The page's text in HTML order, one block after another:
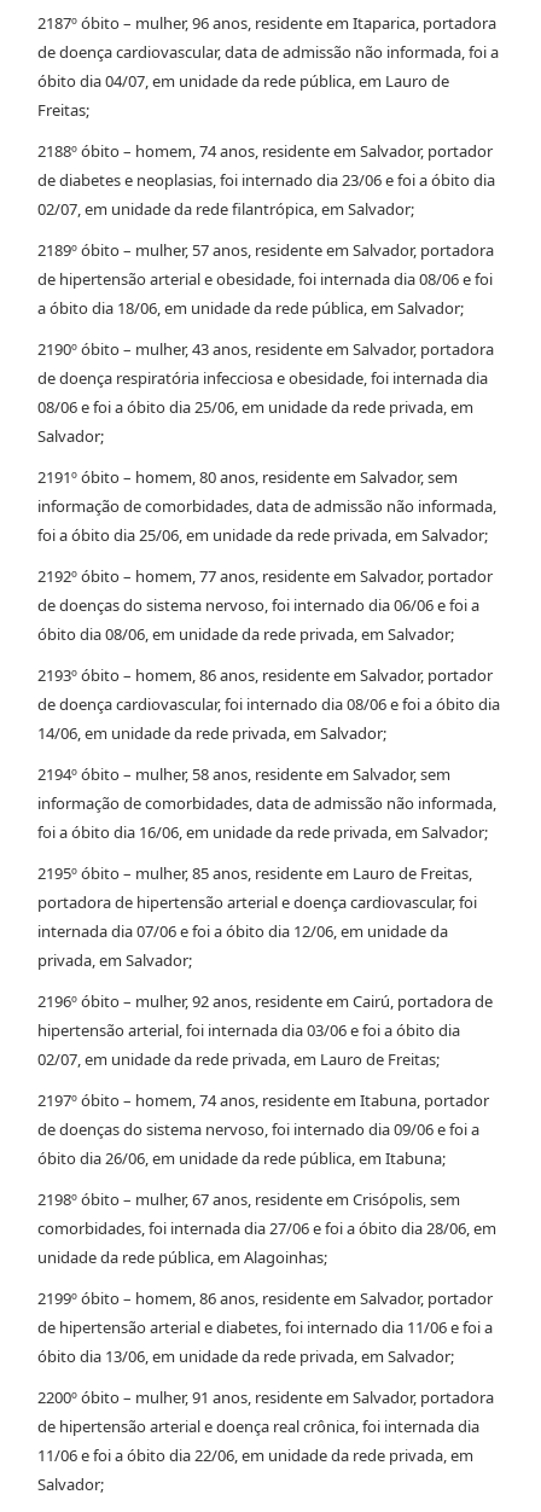
2187º óbito – mulher, 96 anos, residente em Itaparica, portadora
de doença cardiovascular, data de admissão não informada, foi a
óbito dia 04/07, em unidade da rede pública, em Lauro de
Freitas;
2188º óbito – homem, 74 anos, residente em Salvador, portador
de diabetes e neoplasias, foi internado dia 23/06 e foi a óbito dia
02/07, em unidade da rede filantrópica, em Salvador;
2189º óbito – mulher, 57 anos, residente em Salvador, portadora
de hipertensão arterial e obesidade, foi internada dia 08/06 e foi
a óbito dia 18/06, em unidade da rede pública, em Salvador;
2190º óbito – mulher, 43 anos, residente em Salvador, portadora
de doença respiratória infecciosa e obesidade, foi internada dia
08/06 e foi a óbito dia 25/06, em unidade da rede privada, em
Salvador;
2191º óbito – homem, 80 anos, residente em Salvador, sem
informação de comorbidades, data de admissão não informada,
foi a óbito dia 25/06, em unidade da rede privada, em Salvador;
2192º óbito – homem, 77 anos, residente em Salvador, portador
de doenças do sistema nervoso, foi internado dia 06/06 e foi a
óbito dia 08/06, em unidade da rede privada, em Salvador;
2193º óbito – homem, 86 anos, residente em Salvador, portador
de doença cardiovascular, foi internado dia 08/06 e foi a óbito dia
14/06, em unidade da rede privada, em Salvador;
2194º óbito – mulher, 58 anos, residente em Salvador, sem
informação de comorbidades, data de admissão não informada,
foi a óbito dia 16/06, em unidade da rede privada, em Salvador;
2195º óbito – mulher, 85 anos, residente em Lauro de Freitas,
portadora de hipertensão arterial e doença cardiovascular, foi
internada dia 07/06 e foi a óbito dia 12/06, em unidade da
privada, em Salvador;
2196º óbito – mulher, 92 anos, residente em Cairú, portadora de
hipertensão arterial, foi internada dia 03/06 e foi a óbito dia
02/07, em unidade da rede privada, em Lauro de Freitas;
2197º óbito – homem, 74 anos, residente em Itabuna, portador
de doenças do sistema nervoso, foi internado dia 09/06 e foi a
óbito dia 26/06, em unidade da rede pública, em Itabuna;
2198º óbito – mulher, 67 anos, residente em Crisópolis, sem
comorbidades, foi internada dia 27/06 e foi a óbito dia 28/06, em
unidade da rede pública, em Alagoinhas;
2199º óbito – homem, 86 anos, residente em Salvador, portador
de hipertensão arterial e diabetes, foi internado dia 11/06 e foi a
óbito dia 13/06, em unidade da rede privada, em Salvador;
2200º óbito – mulher, 91 anos, residente em Salvador, portadora
de hipertensão arterial e doença real crônica, foi internada dia
11/06 e foi a óbito dia 22/06, em unidade da rede privada, em
Salvador;